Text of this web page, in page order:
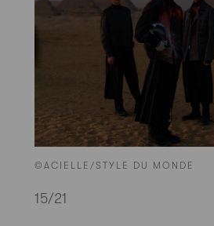
©ACIELLE/STYLE DU MONDE
15/21